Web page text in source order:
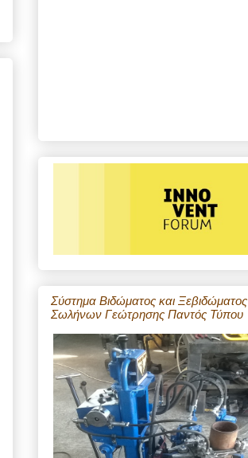
Σύστημα Βιδώματος και Ξεβιδώματος
Σωλήνων Γεώτρησης Παντός Τύπου